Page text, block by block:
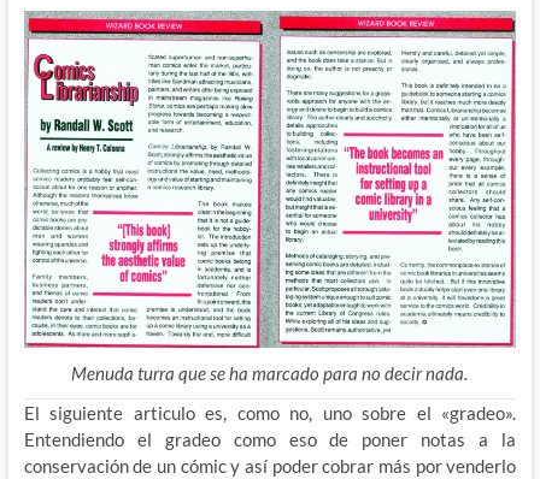
Menuda turra que se ha marcado para no decir nada.
El siguiente articulo es, como no, uno sobre el «gradeo».
Entendiendo el gradeo como eso de poner notas a la
conservación de un cómic y así poder cobrar más por venderlo